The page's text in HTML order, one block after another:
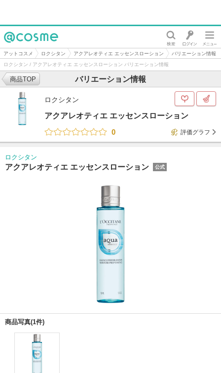
@cosme
アットコスメ ロクシタン アクアレオティエ エッセンスローション
バリエーション情報
ロクシタン / アクアレオティエ エッセンスローション バリエーション情報
バリエーション情報
商品TOP
ロクシタン
アクアレオティエ エッセンスローション
0
評価グラフ
ロクシタン
アクアレオティエ エッセンスローション 公式
商品写真(1件)